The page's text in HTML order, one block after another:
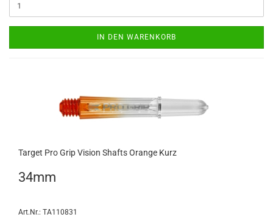
IN DEN WARENKORB
Tar­get Pro Grip Vi­si­on Shafts Oran­ge Kurz
34mm
Art.Nr.: TA110831